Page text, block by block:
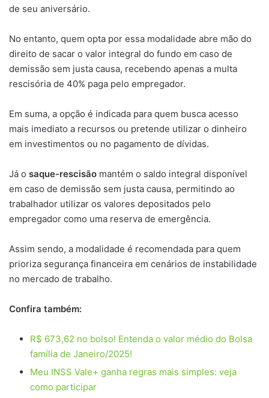
de seu aniversário.
No entanto, quem opta por essa modalidade abre mão do
direito de sacar o valor integral do fundo em caso de
demissão sem justa causa, recebendo apenas a multa
rescisória de 40% paga pelo empregador.
Em suma, a opção é indicada para quem busca acesso
mais imediato a recursos ou pretende utilizar o dinheiro
em investimentos ou no pagamento de dívidas.
Já o saque-rescisão mantém o saldo integral disponível
em caso de demissão sem justa causa, permitindo ao
trabalhador utilizar os valores depositados pelo
empregador como uma reserva de emergência.
Assim sendo, a modalidade é recomendada para quem
prioriza segurança financeira em cenários de instabilidade
no mercado de trabalho.
Confira também:
R$ 673,62 no bolso! Entenda o valor médio do Bolsa
família de Janeiro/2025!
Meu INSS Vale+ ganha regras mais simples: veja
como participar